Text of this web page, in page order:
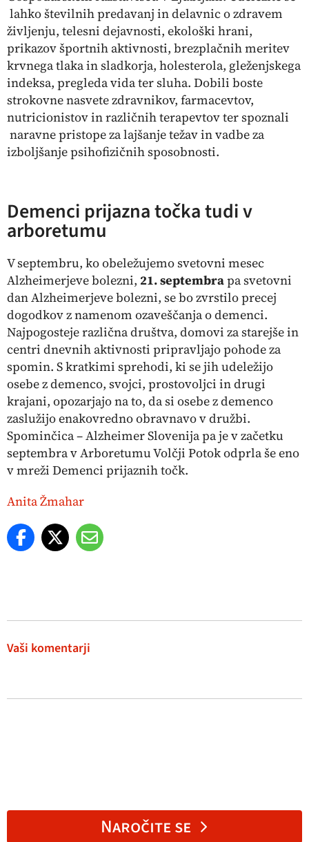
lahko številnih predavanj in delavnic o zdravem
življenju, telesni dejavnosti, ekološki hrani,
prikazov športnih aktivnosti, brezplačnih meritev
krvnega tlaka in sladkorja, holesterola, gleženjskega
indeksa, pregleda vida ter sluha. Dobili boste
strokovne nasvete zdravnikov, farmacevtov,
nutricionistov in različnih terapevtov ter spoznali
naravne pristope za lajšanje težav in vadbe za
izboljšanje psihofizičnih sposobnosti.
Demenci prijazna točka tudi v
arboretumu
V septembru, ko obeležujemo svetovni mesec
Alzheimerjeve bolezni, 21. septembrapa svetovni
dan Alzheimerjeve bolezni, se bo zvrstilo precej
dogodkov z namenom ozaveščanja o demenci.
Najpogosteje različna društva, domovi za starejše in
centri dnevnih aktivnosti pripravljajo pohode za
spomin. S kratkimi sprehodi, ki se jih udeležijo
osebe z demenco, svojci, prostovoljci in drugi
krajani, opozarjajo na to, da si osebe z demenco
zaslužijo enakovredno obravnavo v družbi.
Spominčica – Alzheimer Slovenija pa je v začetku
septembra v Arboretumu Volčji Potok odprla še eno
v mreži Demenci prijaznih točk.
Anita Žmahar
Vaši komentarji
Naročite se